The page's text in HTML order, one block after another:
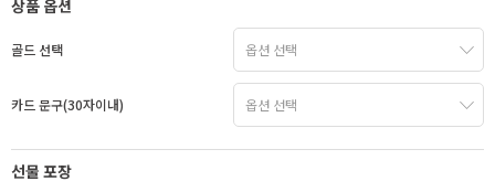
상품 옵션
골드 선택
카드 문구(30자이내)
선물 포장